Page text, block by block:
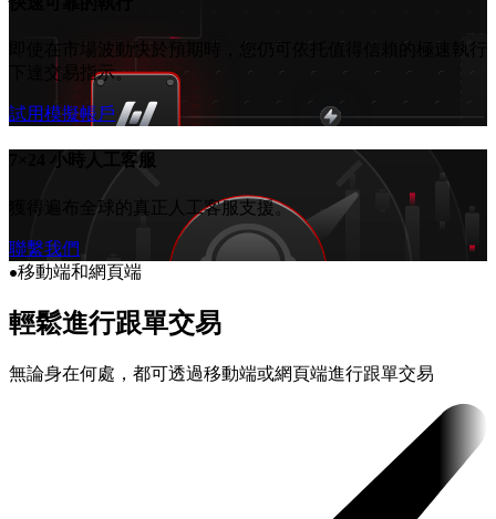
即使在市場波動快於預期時，您仍可依托值得信賴的極速執行
下達交易指示。
試用模擬帳戶
7×24 小時人工客服
獲得遍布全球的真正人工客服支援。
聯繫我們
移動端和網頁端
輕鬆進行跟單交易
無論身在何處，都可透過移動端或網頁端進行跟單交易